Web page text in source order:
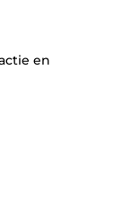
en